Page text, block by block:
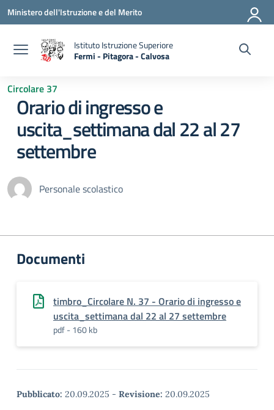
Vai ai contenuti
Vai al menu di navigazione
Vai al footer
Ministero dell'Istruzione e del Merito
Istituto Istruzione Superiore
Fermi - Pitagora - Calvosa
— Visita la pagina iniziale della scuola
Circolare 37
Orario di ingresso e
uscita_settimana dal 22 al 27
settembre
Personale scolastico
Documenti
timbro_Circolare N. 37 - Orario di ingresso e
uscita_settimana dal 22 al 27 settembre
pdf - 160 kb
Pubblicato: 20.09.2025 - Revisione: 20.09.2025